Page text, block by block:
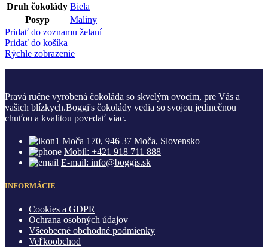
Druh čokolády Biela
Posyp
Maliny
Pridať do zoznamu želaní
Pridať do košíka
Rýchle zobrazenie
Pravá ručne vyrobená čokoláda so skvelým ovocím, pre Vás a
vašich blízkych.Boggi's čokolády vedia so svojou jedinečnou
chuťou a kvalitou povedať viac.
Moča 170, 946 37 Moča, Slovensko
Mobil: +421 918 711 888
E-mail: info@boggis.sk
INFORMÁCIE
Cookies a GDPR
Ochrana osobných údajov
Všeobecné obchodné podmienky
Veľkoobchod